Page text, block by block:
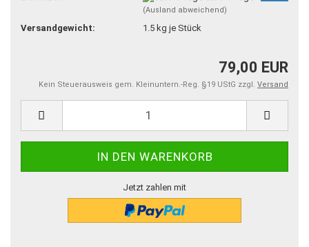
(Ausland abweichend)
Versandgewicht: 1.5kg je Stück
79,00 EUR
Kein Steuerausweis gem. Kleinuntern.-Reg. §19 UStG zzgl. Versand
Jetzt zahlen mit